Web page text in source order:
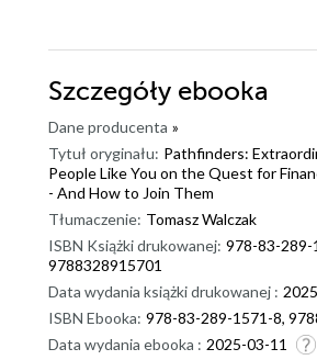
Szczegóły ebooka
Dane producenta »
Tytuł oryginału: Pathfinders:
People Like You on the Quest for
- And How to Join Them
Tłumaczenie: Tomasz Walczak
ISBN Książki drukowanej: 978-83-289-
9788328915701
Data wydania książki drukowanej :
ISBN Ebooka: 978-83-289-1571-8,
Data wydania ebooka : 2025-03-11